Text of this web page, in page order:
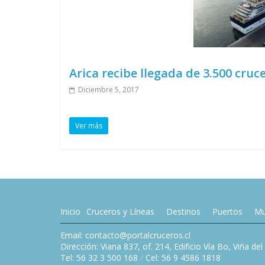
Arica recibe llegada de 3.500
Diciembre 5, 2017
Ver más
Inicio Cruceros y Líneas Destinos Puertos
Email: contacto@portalcruceros.cl
Dirección: Viana 837, of. 214, Edificio Vía Bo, Viña
Tel: 56 32 3 500 168 / Cel: 56 9 4586 1818